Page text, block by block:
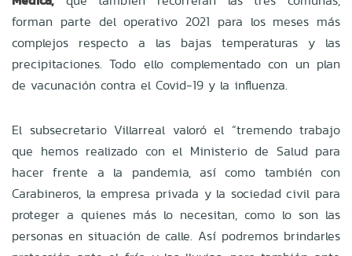
forman parte del operativo 2021 para los meses más
complejos respecto a las bajas temperaturas y las
precipitaciones. Todo ello complementado con un plan
de vacunación contra el Covid-19 y la influenza.
El subsecretario Villarreal valoró el “tremendo trabajo
que hemos realizado con el Ministerio de Salud para
hacer frente a la pandemia, así como también con
Carabineros, la empresa privada y la sociedad civil para
proteger a quienes más lo necesitan, como lo son las
personas en situación de calle. Así podremos brindarles